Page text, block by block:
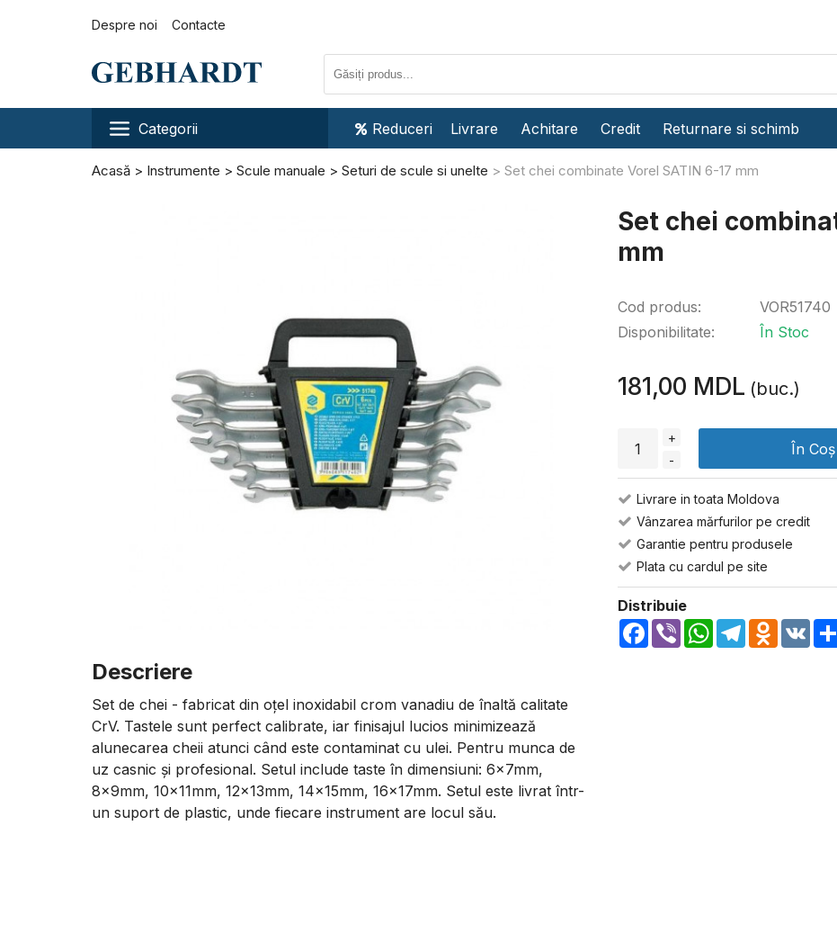
Despre noi Contacte
Categorii Reduceri Livrare Achitare Credit Returnare si schimb
Acasă Instrumente Scule manuale Seturi de scule si unelte Set chei combinate Vorel SATIN 6-17 mm
Descriere
Set de chei - fabricat din oțel inoxidabil crom vanadiu de înaltă calitate
CrV. Tastele sunt perfect calibrate, iar finisajul lucios minimizează
alunecarea cheii atunci când este contaminat cu ulei. Pentru munca de
uz casnic și profesional. Setul include taste în dimensiuni: 6x7mm,
8x9mm, 10x11mm, 12x13mm, 14x15mm, 16x17mm. Setul este livrat într-
un suport de plastic, unde fiecare instrument are locul său.
Set chei
mm
Cod produs:
Disponibilitate:
VOR51740
În Stoc
181,00 MDL (buc.)
+
-
În Coș
Livrare in toata Moldova
Vânzarea mărfurilor pe credit
Garantie pentru produsele
Plata cu cardul pe site
Distribuie
Facebook
Viber WhatsApp
Telegram VK